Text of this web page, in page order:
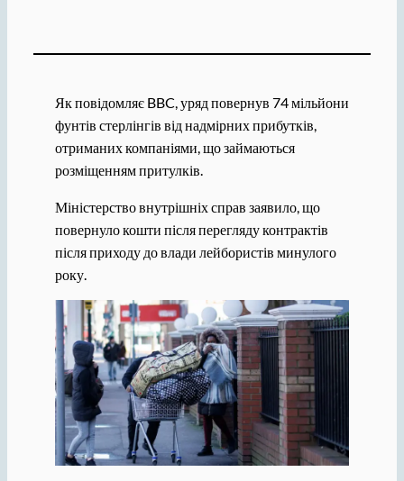
Як повідомляє BBC, уряд повернув 74 мільйони
фунтів стерлінгів від надмірних прибутків,
отриманих компаніями, що займаються
розміщенням притулків.
Міністерство внутрішніх справ заявило, що
повернуло кошти після перегляду контрактів
після приходу до влади лейбористів минулого
року.